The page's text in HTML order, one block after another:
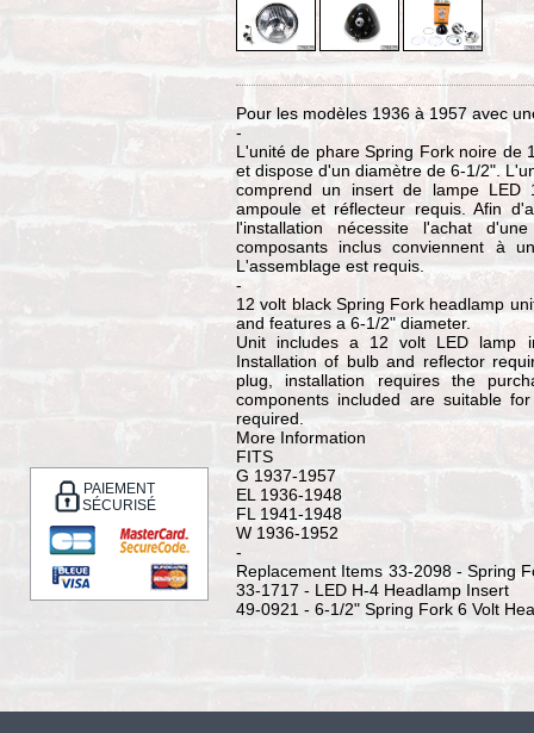
PAIEMENT
SÉCURISÉ
Pour les modèles 1936 à 1957 avec
-
L'unité de phare Spring Fork noire de
et dispose d'un diamètre de 6-1/2".
comprend un insert de lampe
ampoule et réflecteur requis. Afin
l'installation nécessite l'achat
composants inclus conviennent à
L'assemblage est requis.
-
12 volt black Spring Fork headlamp
and features a 6-1/2" diameter.
Unit includes a 12 volt LED lamp
Installation of bulb and reflector
plug, installation requires the
components included are suitable
required.
More Information
FITS
G 1937-1957
EL 1936-1948
FL 1941-1948
W 1936-1952
-
Replacement Items 33-2098 - Spring
33-1717 - LED H-4 Headlamp Insert
49-0921 - 6-1/2" Spring Fork 6 Volt